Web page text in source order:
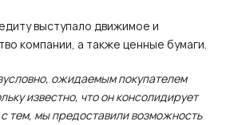
выступало движимое и
компании, а также ценные бумаги.
ожидаемым покупателем
известно, что он консолидирует
тем, мы предоставили возможность